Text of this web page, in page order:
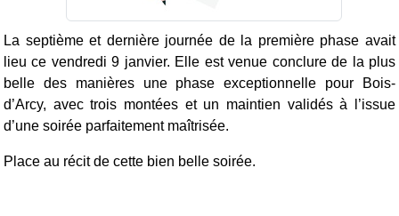
La septième et dernière journée de la première phase avait
lieu ce vendredi 9 janvier. Elle est venue conclure de la plus
belle des manières une phase exceptionnelle pour Bois-
d’Arcy, avec trois montées et un maintien validés à l’issue
d’une soirée parfaitement maîtrisée.
Place au récit de cette bien belle soirée.